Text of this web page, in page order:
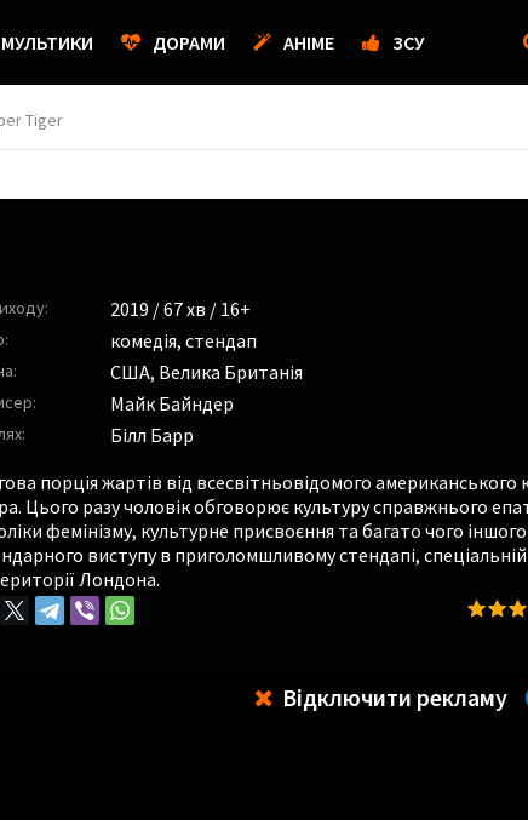
МУЛЬТИКИ ДОРАМИ АНІМЕ ЗСУ
Tiger
2019 / 67 хв / 16+
комедія, стендап
США, Велика Британія
Майк Байндер
Білл Барр
порція жартів від всесвітньовідомого американського
Цього разу чоловік обговорює культуру справжнього
фемінізму, культурне присвоєння та багато чого іншого
виступу в приголомшливому стендапі,
Лондона.
Відключити рекламу